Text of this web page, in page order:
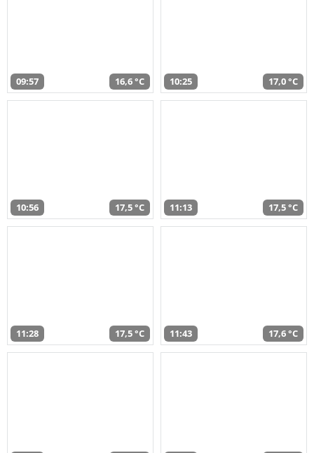
09:57 16,6 °C 10:25 17,0 °C
10:56 17,5 °C 11:13 17,5 °C
11:28 17,5 °C 11:43 17,6 °C